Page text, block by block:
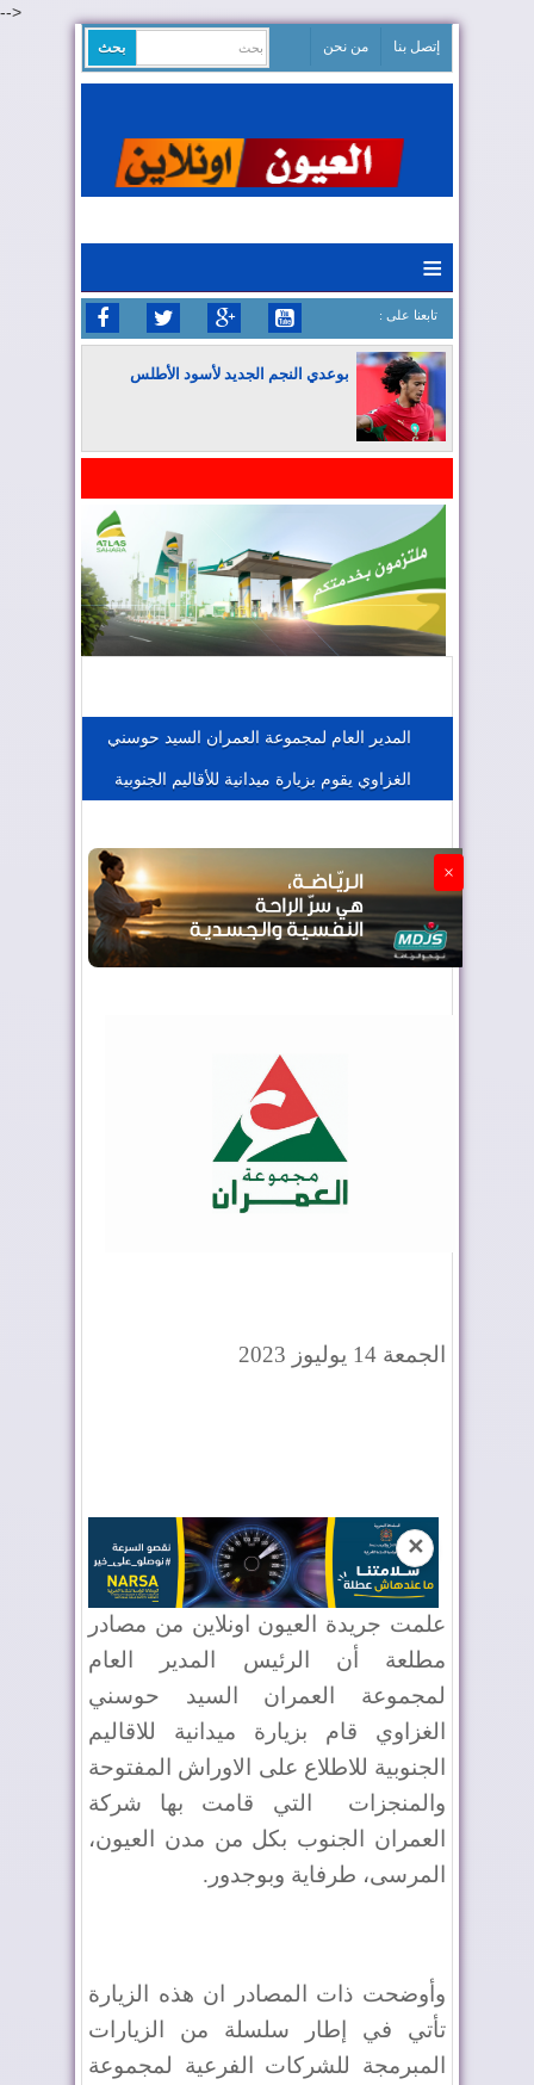
-->
إتصل بنا من نحن
≡
: تابعنا على
بوعدي النجم الجديد لأسود الأطلس
المغرب يعزز موقعه في صناعة الطيران
الجزائر تستسلم لفرنسا
المدير العام لمجموعة العمران السيد حوسني
الغزاوي يقوم بزيارة ميدانية للأقاليم الجنوبية
×
الجمعة 14 يوليوز 2023
✕
علمت جريدة العيون اونلاين من مصادر
مطلعة أن الرئيس المدير العام
لمجموعة العمران السيد حوسني
الغزاوي قام بزيارة ميدانية للاقاليم
الجنوبية للاطلاع على الاوراش المفتوحة
والمنجزات
التي قامت بها شركة
العمران الجنوب بكل من مدن العيون،
المرسى، طرفاية وبوجدور .
وأوضحت ذات المصادر ان هذه الزيارة
تأتي في إطار سلسلة من الزيارات
المبرمجة للشركات الفرعية لمجموعة